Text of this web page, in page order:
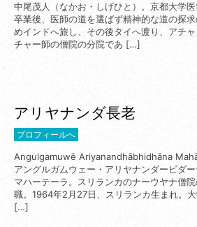
中尾茂人（なかお・しげひと）。京都大学
卒業後、医師の道を選ばず精神的な道の探求
めインドへ旅し、その後タイへ渡り、アチャ
チャー師の僧院の分院であ […]
アリヤナンダ長老
Angulgamuwē Ariyanandhābhidhāna
アングルガムウェー・アリヤナンダービダー
マハーテーラ。スリランカのナーウヤナ僧
職。1964年2月27日、スリランカ生まれ。
[…]
プロフィールへ